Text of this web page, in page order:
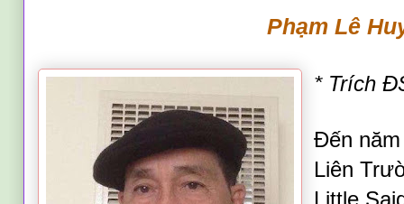
Phạm Lê
* Trích
Đến
Liên